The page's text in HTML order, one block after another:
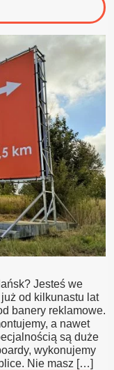
Jesteś we
od kilkunastu lat
banery reklamowe.
a nawet
są duże
wykonujemy
Nie masz […]